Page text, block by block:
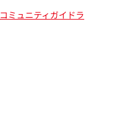
コミュニティガイドラ